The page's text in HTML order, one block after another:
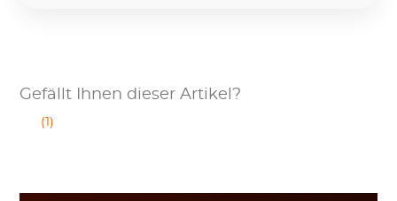
Gefällt Ihnen dieser Artikel?
(1)